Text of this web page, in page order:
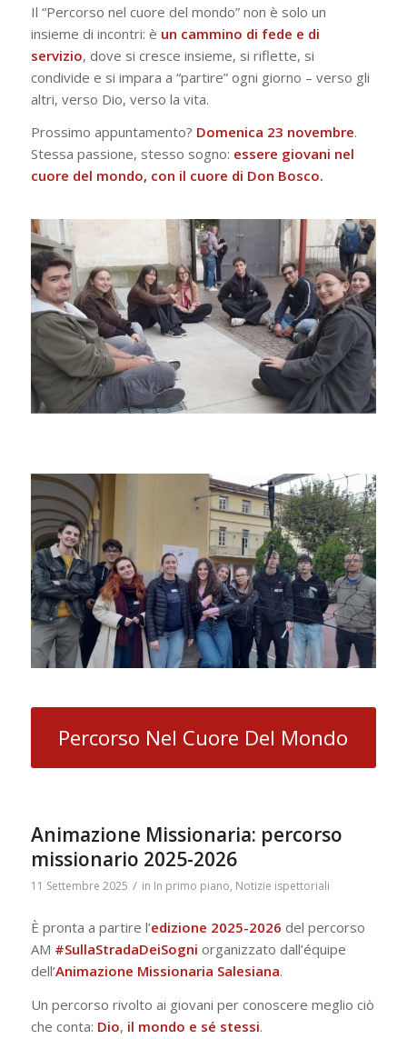
Il “Percorso nel cuore del mondo” non è solo un
insieme di incontri: è un cammino di fede e di
servizio, dove si cresce insieme, si riflette, si
condivide e si impara a “partire” ogni giorno – verso gli
altri, verso Dio, verso la vita.
Prossimo appuntamento? Domenica 23 novembre.
Stessa passione, stesso sogno: essere giovani nel
cuore del mondo, con il cuore di Don Bosco.
Percorso Nel Cuore Del Mondo
Animazione Missionaria: percorso
missionario 2025-2026
11 Settembre 2025 / in In primo piano, Notizie ispettoriali
È pronta a partire l’edizione 2025-2026 del percorso
AM #SullaStradaDeiSogni organizzato dall’équipe
dell’Animazione Missionaria Salesiana.
Un percorso rivolto ai giovani per conoscere meglio ciò
che conta: Dio, il mondo e sé stessi.